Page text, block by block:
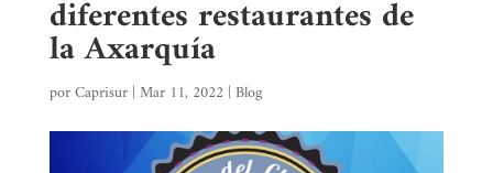
diferentes restaurantes de
la Axarquía
porCaprisur| Mar 11, 2022| Blog